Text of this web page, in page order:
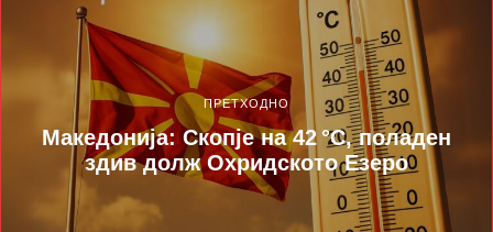
ПРЕТХОДНО
Македонија: Скопје на 42 °C, поладен
здив долж Охридското Езеро